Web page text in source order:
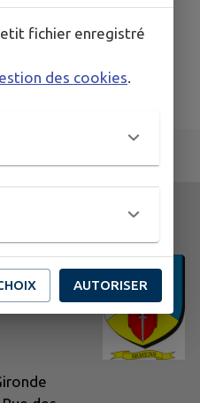
fichier enregistré
des cookies
AUTORISER